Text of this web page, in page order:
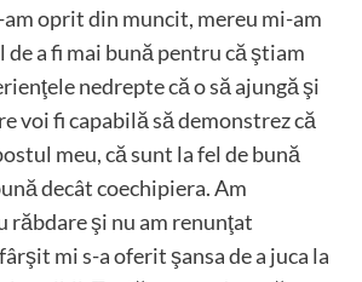
oprit din muncit, mereu mi-am
a fi mai bună pentru că ştiam
nedrepte că o să ajungă şi
voi fi capabilă să demonstrez că
meu, că sunt la fel de bună
decât coechipiera. Am
răbdare şi nu am renunţat
mi s-a oferit şansa de a juca la